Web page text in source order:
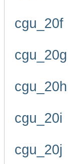
cgu_20f
cgu_20g
cgu_20h
cgu_20i
cgu_20j